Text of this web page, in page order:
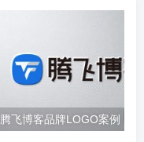
腾飞博客品牌LOGO案例